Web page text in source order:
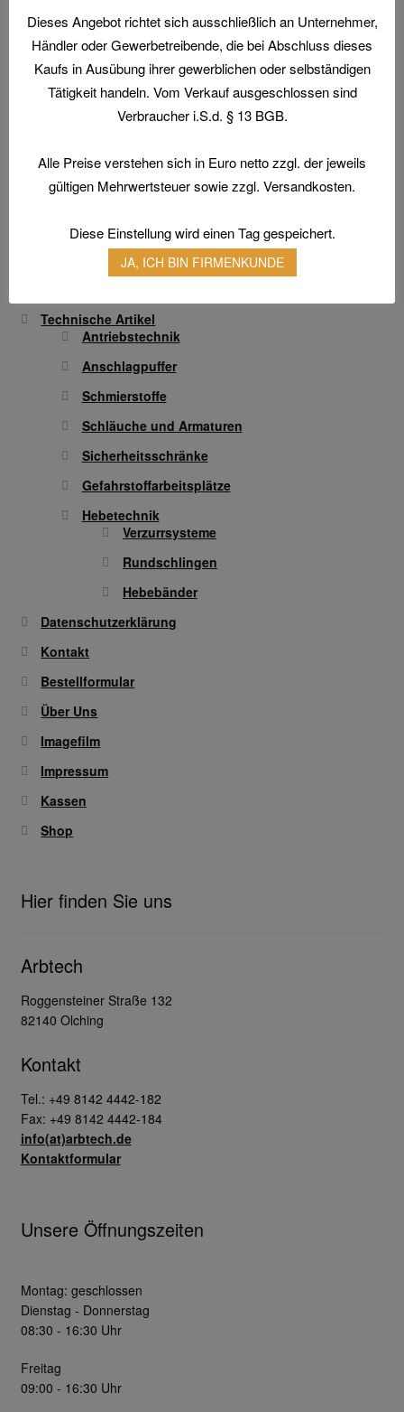
Die
Optionen
können
auf
gewählt
werden
Home
Aktionen und Angebote
Arbeitsschutz
Arbeitsschuhe / Sicherheitsschuhe
Arbeitshandschuhe
Atemschutz & Gehörschutz
Gesichtsschutz & Schutzbrillen
Hautschutz
Technische Artikel
Antriebstechnik
Anschlagpuffer
Schmierstoffe
Schläuche und Armaturen
Sicherheitsschränke
Gefahrstoffarbeitsplätze
Hebetechnik
Verzurrsysteme
Rundschlingen
Hebebänder
Datenschutzerklärung
Kontakt
Bestellformular
Über Uns
Imagefilm
Impressum
Kassen
Shop
Hier finden Sie uns
Arbtech
Roggensteiner Straße 132
82140 Olching
Kontakt
Tel.: +49 8142 4442-182
Fax: +49 8142 4442-184
info(at)arbtech.de
Kontaktformular
Unsere Öffnungszeiten
Montag: geschlossen
Dienstag - Donnerstag
08:30 - 16:30 Uhr
Freitag
09:00 - 16:30 Uhr
Dieses Angebot richtet sich ausschließlich an Unternehmer,
Händler oder Gewerbetreibende, die bei Abschluss dieses
Kaufs in Ausübung ihrer gewerblichen oder selbständigen
Tätigkeit handeln. Vom Verkauf ausgeschlossen sind
Verbraucher i.S.d. § 13 BGB.
Alle Preise verstehen sich in Euro netto zzgl. der jeweils
gültigen Mehrwertsteuer sowie zzgl. Versandkosten.
Diese Einstellung wird einen Tag gespeichert.
JA, ICH BIN FIRMENKUNDE